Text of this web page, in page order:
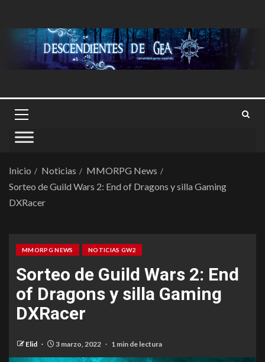
Inicio Noticias
MMORPG News
Sorteo de Guild Wars 2: End of Dragons y silla Gaming
DXRacer
MMORPG NEWS NOTICIAS GW2
Sorteo de Guild Wars 2: End
of Dragons y silla Gaming
DXRacer
Elid 3 marzo, 2022 1 min de lectura